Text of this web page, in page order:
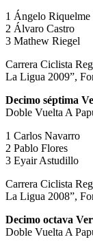
1 Ángelo
2 Álvaro
3 Mathew
Carrera Ciclista
La Ligua 2009”,
Decimo séptima
Doble Vuelta A
1 Carlos Navarro
2 Pablo
3 Eyair Astudillo
Carrera Ciclista
La Ligua 2008”,
Decimo octava
Doble Vuelta A